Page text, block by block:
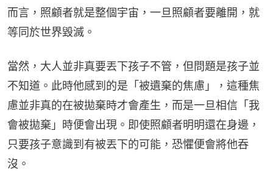
而言，照顧者就是整個宇宙，一旦照顧者要離開，就
等同於世界毀滅。
當然，大人並非真要丟下孩子不管，但問題是孩子並
不知道。此時他感到的是「被遺棄的焦慮」，這種焦
慮並非真的在被拋棄時才會產生，而是一旦相信「我
會被拋棄」時便會出現。即使照顧者明明還在身邊，
只要孩子意識到有被丟下的可能，恐懼便會將他吞
沒。